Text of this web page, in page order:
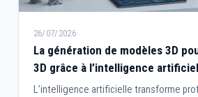
26/07/2026
La génération de modèles 3D
3D grâce à l’intelligence
L’intelligence artificielle transforme